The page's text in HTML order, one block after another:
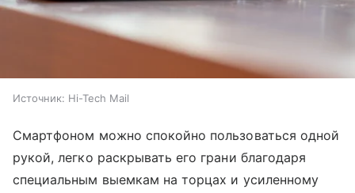
Источник: Hi-Tech Mail
Смартфоном можно спокойно пользоваться одной
рукой, легко раскрывать его грани благодаря
специальным выемкам на торцах и усиленному